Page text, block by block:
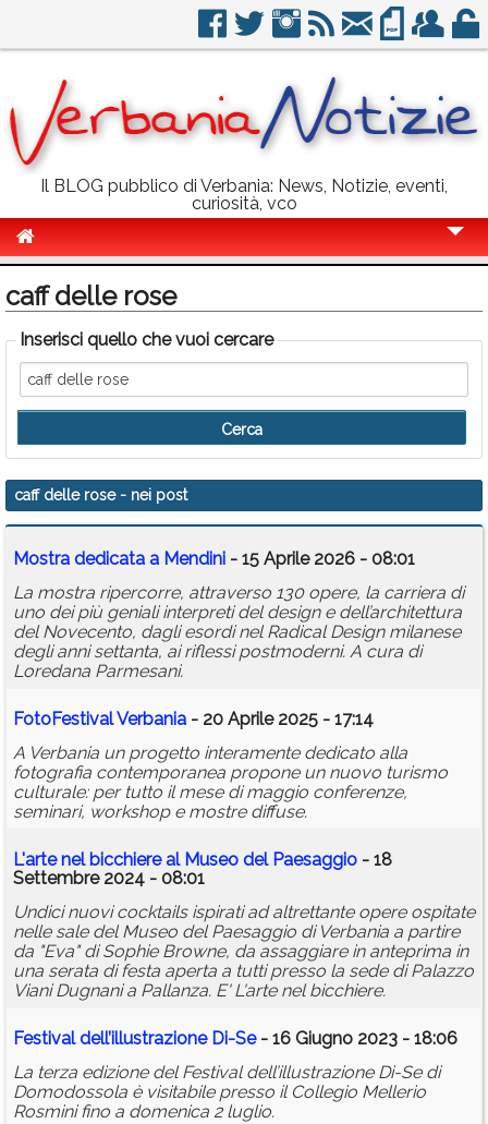
Il BLOG pubblico di Verbania: News, Notizie, eventi,
curiosità, vco
Politica
Sport
Eventi
Info Utili
Rubriche
Calendario
Annunci
caff delle rose
Inserisci quello che vuoi cercare
caff delle rose- nei post
Mostra dedicata a Mendini - 15 Aprile 2026 - 08:01
La mostra ripercorre, attraverso 130 opere, la carriera di
uno dei più geniali interpreti del design e dell’architettura
del Novecento, dagli esordi nel Radical Design milanese
degli anni settanta, ai riflessi postmoderni. A cura di
Loredana Parmesani.
FotoFestival Verbania - 20 Aprile 2025 - 17:14
A Verbania un progetto interamente dedicato alla
fotografia contemporanea propone un nuovo turismo
culturale: per tutto il mese di maggio conferenze,
seminari, workshop e mostre diffuse.
L'arte nel bicchiere al Museo del Paesaggio - 18
Settembre 2024 - 08:01
Undici nuovi cocktails ispirati ad altrettante opere ospitate
nelle sale del Museo del Paesaggio di Verbania a partire
da "Eva" di Sophie Browne, da assaggiare in anteprima in
una serata di festa aperta a tutti presso la sede di Palazzo
Viani Dugnani a Pallanza. E' L'arte nel bicchiere.
Festival dell’illustrazione Di-Se- 16 Giugno 2023 - 18:06
La terza edizione del Festival dell’illustrazione Di-Se di
Domodossola è visitabile presso il Collegio Mellerio
Rosmini fino a domenica 2 luglio.